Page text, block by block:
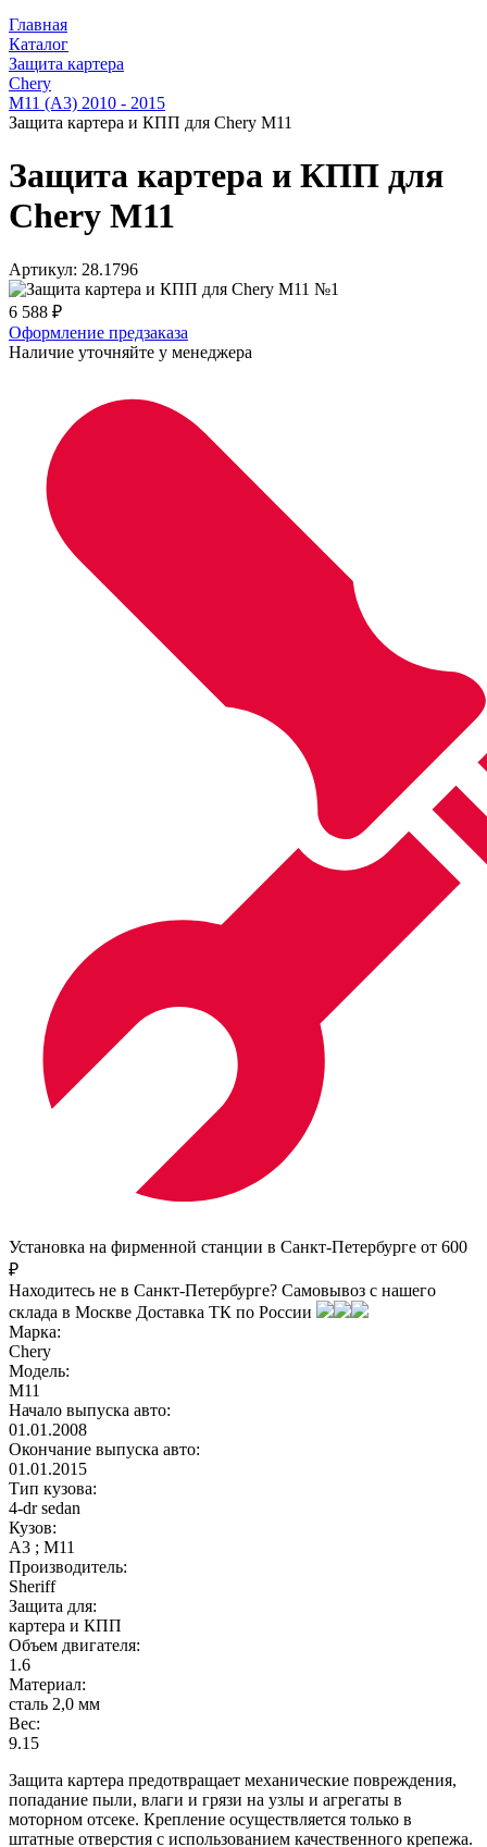
Главная
Каталог
Защита картера
Chery
M11 (A3) 2010 - 2015
Защита картера и КПП для Chery M11
Защита картера и КПП для
Chery M11
Артикул: 28.1796
6 588 ₽
Оформление предзаказа
Наличие уточняйте у менеджера
Установка на фирменной станции в Санкт-Петербурге от 600
₽
Находитесь не в Санкт-Петербурге? Самовывоз с нашего
склада в Москве Доставка ТК по России
Марка:
Chery
Модель:
M11
Начало выпуска авто:
01.01.2008
Окончание выпуска авто:
01.01.2015
Тип кузова:
4-dr sedan
Кузов:
A3 ; M11
Производитель:
Sheriff
Защита для:
картера и КПП
Объем двигателя:
1.6
Материал:
сталь 2,0 мм
Вес:
9.15
Защита картера предотвращает механические повреждения,
попадание пыли, влаги и грязи на узлы и агрегаты в
моторном отсеке. Крепление осуществляется только в
штатные отверстия с использованием качественного крепежа.